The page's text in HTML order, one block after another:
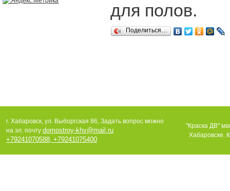
для полов.
Поделиться…
г. Хабаровск, ул. Выборгская 86, Задать вопрос можно
на эл. почту domostroy-khv@mail.ru
+79241070588, +79241075400
"Краска ДВ"
Хабаровске.